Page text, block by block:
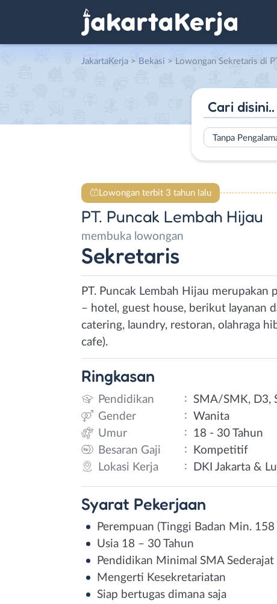
JakartaKerja > Bekasi > Lowongan Sekretaris di PT.
Tanpa
Lowongan terbit 3 tahun lalu
PT. Puncak Lembah Hijau
membuka lowongan
Sekretaris
PT. Puncak Lembah Hijau merupakan
– hotel, guest house, berikut layanan
catering, laundry, restoran, olahraga
cafe).
Ringkasan
Pendidikan : SMA/SMK, D3,
Gender
: Wanita
Umur
:
18 - 30 Tahun
Besaran Gaji
:
Kompetitif
Lokasi Kerja
: DKI Jakarta &
Syarat Pekerjaan
Perempuan (Tinggi Badan Min. 158
Usia 18 – 30 Tahun
Pendidikan Minimal SMA Sederajat
Mengerti Kesekretariatan
Siap bertugas dimana saja